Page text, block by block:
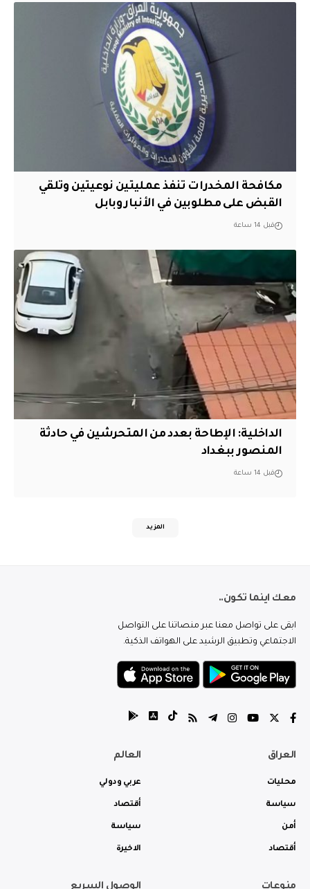
مكافحة المخدرات تنفذ عمليتين نوعيتين وتلقي
القبض على مطلوبين في الأنبار وبابل
قبل 14 ساعة
الداخلية: الإطاحة بعدد من المتحرشين في حادثة
المنصور ببغداد
قبل 14 ساعة
المزيد
معك اينما تكون..
ابقى على تواصل معنا عبر منصاتنا على التواصل
الاجتماعي وتطبيق الرشيد على الهواتف الذكية.
العراق
محليات
سياسة
أمن
أقتصاد
العالم
عربي ودولي
أقتصاد
سياسة
الاخيرة